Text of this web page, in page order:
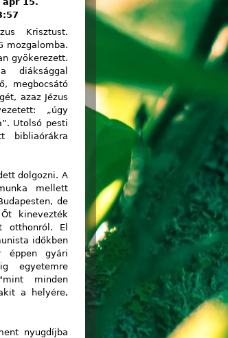
Krisztust.
mozgalomba.
gyökerezett.
diáksággal
megbocsátó
azaz Jézus
„úgy
Utolsó pesti
bibliaórákra
dolgozni. A
mellett
de
kinevezték
otthonról. El
időkben
gyári
egyetemre
minden
a helyére,
nyugdíjba